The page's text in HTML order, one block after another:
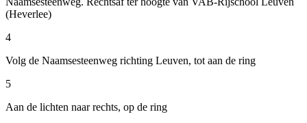
(Heverlee)
4
Volg de Naamsesteenweg richting Leuven, tot aan de ring
5
Aan de lichten naar rechts, op de ring